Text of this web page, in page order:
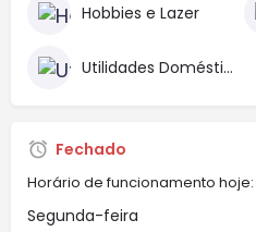
Hobbies e Lazer
Utilidades Domésticas
Fechado
Horário de funcionamento hoje:
Segunda-feira